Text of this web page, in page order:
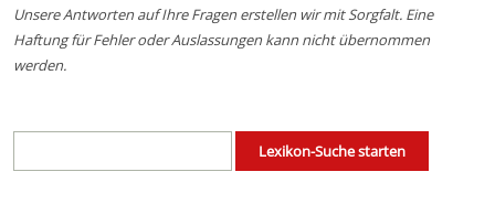
Unsere Antworten auf Ihre Fragen erstellen wir mit Sorgfalt. Eine
Haftung für Fehler oder Auslassungen kann nicht übernommen
werden.